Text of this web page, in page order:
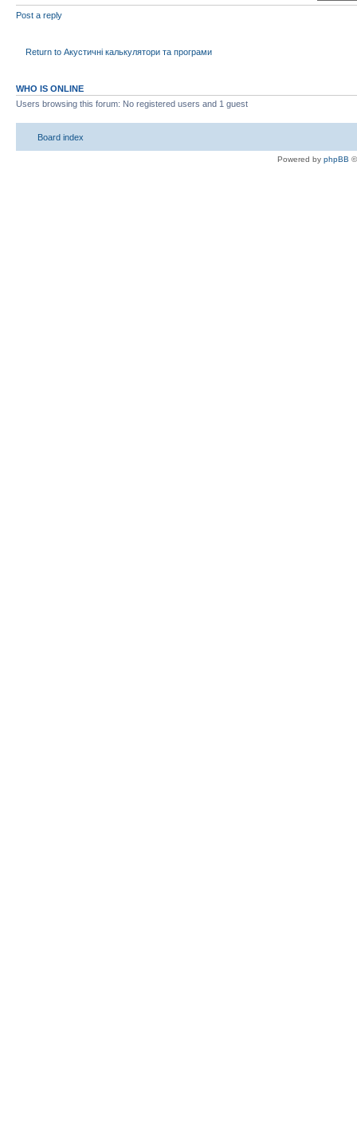
Post a reply
Return to Акустичні калькулятори та програми
WHO IS ONLINE
Users browsing this forum: No registered users and 1 guest
Board index
Powered by phpBB